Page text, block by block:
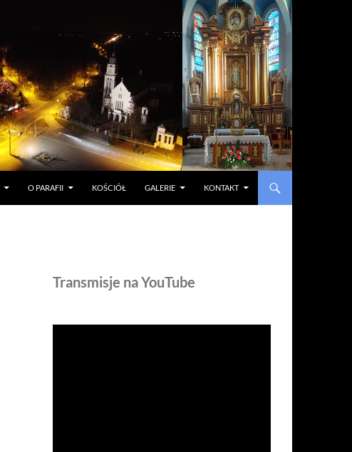
O PARAFII KOŚCIÓŁ GALERIE KONTAKT
Transmisje na YouTube